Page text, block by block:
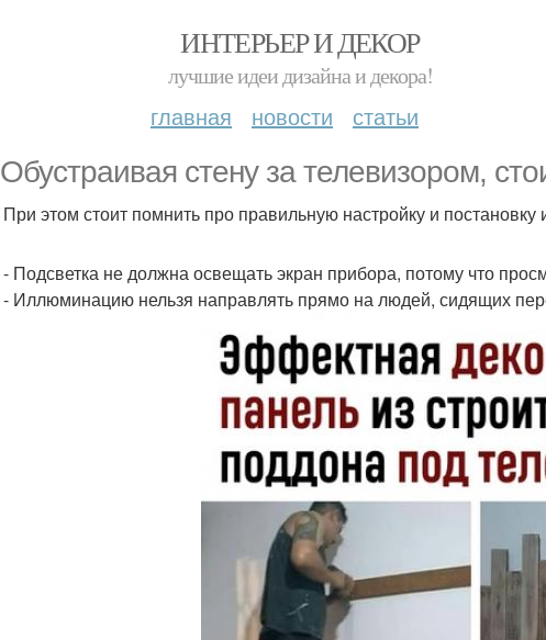
ИНТЕРЬЕР И ДЕКОР
лучшие идеи дизайна и декора!
главная новости статьи
Обустраивая стену за телевизором,
При этом стоит помнить про правильную настройку и постановку
- Подсветка не должна освещать экран прибора, потому что
- Иллюминацию нельзя направлять прямо на людей, сидящих